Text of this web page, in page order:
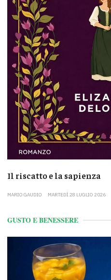
Il riscatto e la sapienza
MARIO GAUDIO MARTEDÌ 28 LUGLIO 2026
GUSTO E BENESSERE